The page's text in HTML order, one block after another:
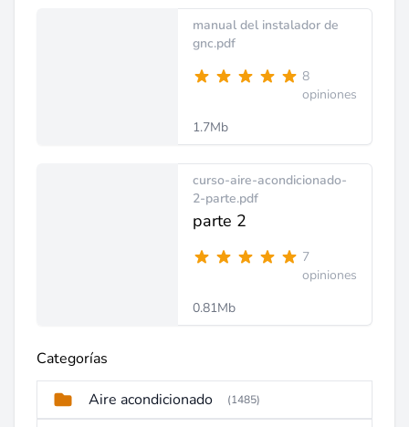
manual del instalador de
gnc.pdf
8
opiniones
1.7Mb
curso-aire-acondicionado-
2-parte.pdf
parte 2
7
opiniones
0.81Mb
Categorías
Aire acondicionado (1485)